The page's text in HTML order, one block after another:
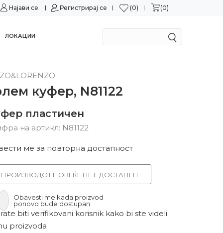
Можност за замена во рок од 15 дена!
Најави се Регистрирај се 0 0
ЛОКАЦИИ
куфер, N81122
пластичен
на артикл: N81122
ме за повторна достапност
ПРОИЗВОДОТ ПОВЕЌЕ НЕ Е ДОСТАПЕН
Obavesti me kada proizvod
ponovo bude dostupan
biti verifikovani korisnik kako bi ste videli
proizvoda